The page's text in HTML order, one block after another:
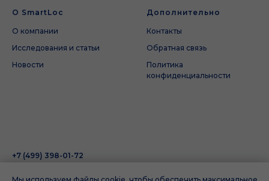
О SmartLoc
О компании
Исследования и статьи
Новости
Дополнительно
Контакты
Обратная связь
Политика
конфиденциальности
+7 (499) 398-01-72